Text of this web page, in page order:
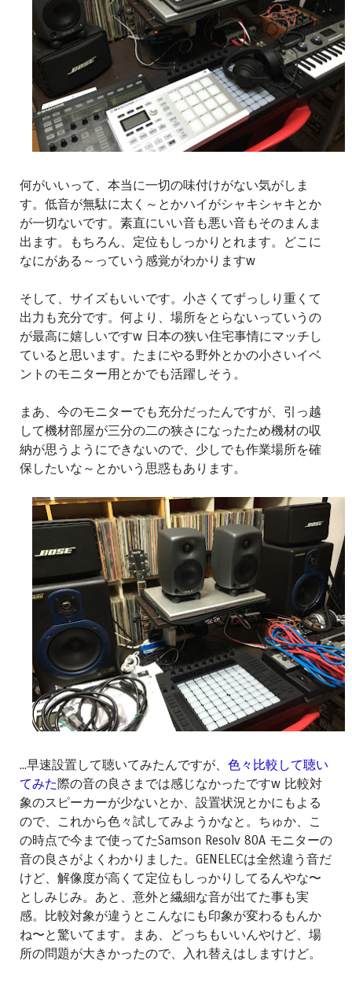
何がいいって、本当に一切の味付けがない気がしま
す。低音が無駄に太く～とかハイがシャキシャキとか
が一切ないです。素直にいい音も悪い音もそのまんま
出ます。もちろん、定位もしっかりとれます。どこに
なにがある～っていう感覚がわかりますw
そして、サイズもいいです。小さくてずっしり重くて
出力も充分です。何より、場所をとらないっていうの
が最高に嬉しいですw 日本の狭い住宅事情にマッチし
ていると思います。たまにやる野外とかの小さいイベ
ントのモニター用とかでも活躍しそう。
まあ、今のモニターでも充分だったんですが、引っ越
して機材部屋が三分の二の狭さになったため機材の収
納が思うようにできないので、少しでも作業場所を確
保したいな～とかいう思惑もあります。
...早速設置して聴いてみたんですが、 色々比較して聴い
てみた際の音の良さまでは感じなかったですw 比較対
象のスピーカーが少ないとか、設置状況とかにもよる
ので、これから色々試してみようかなと。ちゅか、こ
の時点で今まで使ってたSamson Resolv 80A モニターの
音の良さがよくわかりました。GENELECは全然違う音だ
けど、解像度が高くて定位もしっかりしてるんやな〜
としみじみ。あと、意外と繊細な音が出てた事も実
感。比較対象が違うとこんなにも印象が変わるもんか
ね〜と驚いてます。まあ、どっちもいいんやけど、場
所の問題が大きかったので、入れ替えはしますけど。